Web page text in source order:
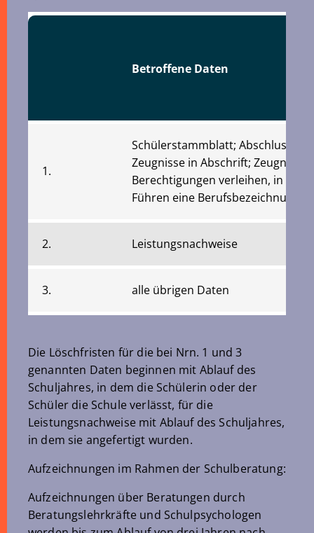
Betroffene Daten
1.
Schülerstammblatt;
Zeugnisse in Abschrift;
Berechtigungen verleihen, in
Führen eine Berufsbezeichnung
2. Leistungsnachweise
3. alle übrigen Daten
Die Löschfristen für die bei Nrn. 1 und 3
genannten Daten beginnen mit Ablauf des
Schuljahres, in dem die Schülerin oder der
Schüler die Schule verlässt, für die
Leistungsnachweise mit Ablauf des Schuljahres,
in dem sie angefertigt wurden.
Aufzeichnungen im Rahmen der Schulberatung:
Aufzeichnungen über Beratungen durch
Beratungslehrkräfte und Schulpsychologen